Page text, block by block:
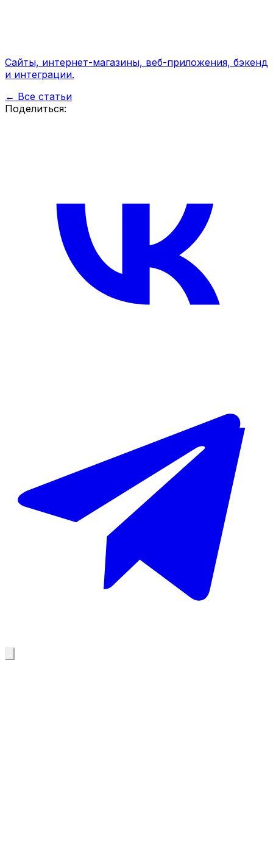
Сайты, интернет-магазины, веб-приложения, бэкенд
и интеграции.
← Все статьи
Поделиться: